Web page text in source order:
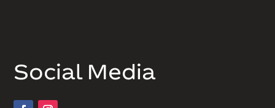
Social Media